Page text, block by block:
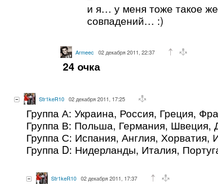
и я… у меня тоже такое
совпадений… :)
Armeec 02 декабря 2011, 22:37
24 очка
Str1keR10 02 декабря 2011, 17:25
Группа А: Украина, Россия, Греция,
Группа В: Польша, Германия, Швеция,
Группа С: Испания, Англия, Хорватия,
Группа D: Нидерланды, Италия,
Str1keR10 02 декабря 2011, 17:37